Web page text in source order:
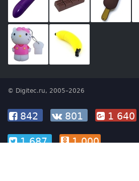
© Digitec.ru, 2005–2026
842 801 1 640
1 687 1 000